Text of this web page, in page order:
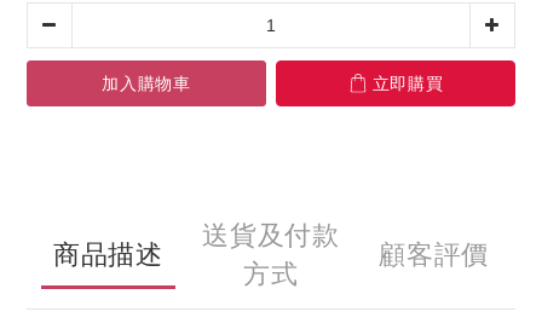
加入購物車 立即購買
商品描述
送貨及付款
方式
顧客評價